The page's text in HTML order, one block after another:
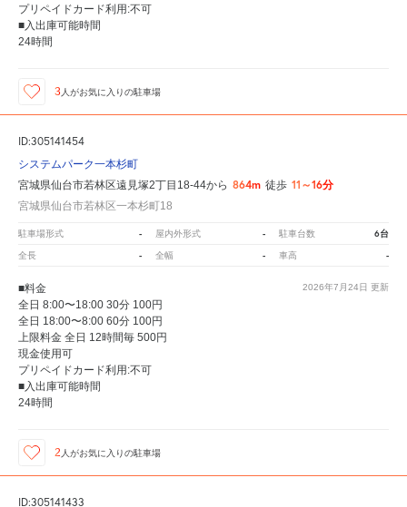
プリペイドカード利用:不可
■入出庫可能時間
24時間
3 人がお気に入りの駐車場
ID:305141454
システムパーク一本杉町
宮城県仙台市若林区遠見塚2丁目18-44から 864m 徒歩 11～16分
宮城県仙台市若林区一本杉町18
駐車場形式 - 屋内外形式 - 駐車台数 6台
全長 - 全幅 - 車高 -
2026年7月24日 更新
■料金
全日 8:00〜18:00 30分 100円
全日 18:00〜8:00 60分 100円
上限料金 全日 12時間毎 500円
現金使用可
プリペイドカード利用:不可
■入出庫可能時間
24時間
2 人がお気に入りの駐車場
ID:305141433